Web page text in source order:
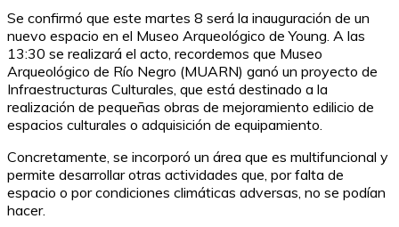
Se confirmó que este martes 8 será la inauguración de un
nuevo espacio en el Museo Arqueológico de Young. A las
13:30 se realizará el acto, recordemos que Museo
Arqueológico de Río Negro (MUARN) ganó un proyecto de
Infraestructuras Culturales, que está destinado a la
realización de pequeñas obras de mejoramiento edilicio de
espacios culturales o adquisición de equipamiento.
Concretamente, se incorporó un área que es multifuncional y
permite desarrollar otras actividades que, por falta de
espacio o por condiciones climáticas adversas, no se podían
hacer.